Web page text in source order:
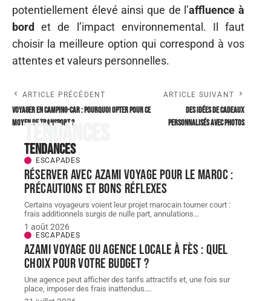
potentiellement élevé ainsi que de l’affluence à
bord et de l’impact environnemental. Il faut
choisir la meilleure option qui correspond à vos
attentes et valeurs personnelles.
ARTICLE PRÉCÉDENT
Voyager en camping-car : pourquoi opter pour ce
moyen de transport ?
ARTICLE SUIVANT
Des idées de cadeaux
personnalisés avec photos
Tendances
Tendances
ESCAPADES
Réserver avec AZAMI VOYAGE pour le Maroc :
précautions et bons réflexes
Certains voyageurs voient leur projet marocain tourner court :
frais additionnels surgis de nulle part, annulations…
1 août 2026
ESCAPADES
AZAMI VOYAGE ou agence locale à Fès : quel
choix pour votre budget ?
Une agence peut afficher des tarifs attractifs et, une fois sur
place, imposer des frais inattendus.…